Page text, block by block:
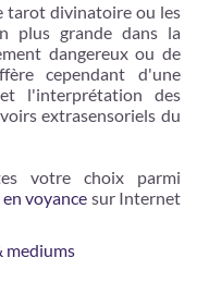
tarot divinatoire ou les
plus grande dans la
dangereux ou de
cependant d'une
l'interprétation des
extrasensoriels du
votre choix parmi
voyance sur Internet
mediums